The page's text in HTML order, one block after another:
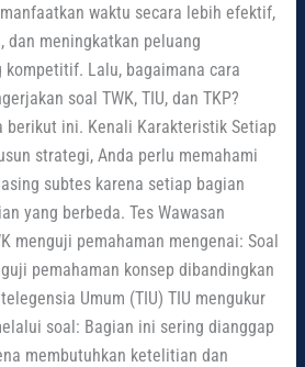
waktu secara lebih efektif,
dan meningkatkan peluang
Lalu, bagaimana cara
soal TWK, TIU, dan TKP?
berikut ini. Kenali Karakteristik Setiap
strategi, Anda perlu memahami
subtes karena setiap bagian
yang berbeda. Tes Wawasan
menguji pemahaman mengenai: Soal
pemahaman konsep dibandingkan
Umum (TIU) TIU mengukur
soal: Bagian ini sering dianggap
membutuhkan ketelitian dan